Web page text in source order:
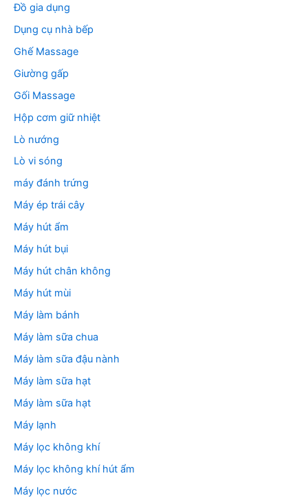
Đồ gia dụng
Dụng cụ nhà bếp
Ghế Massage
Giường gấp
Gối Massage
Hộp cơm giữ nhiệt
Lò nướng
Lò vi sóng
máy đánh trứng
Máy ép trái cây
Máy hút ẩm
Máy hút bụi
Máy hút chân không
Máy hút mùi
Máy làm bánh
Máy làm sữa chua
Máy làm sữa đậu nành
Máy làm sữa hạt
Máy làm sữa hạt
Máy lạnh
Máy lọc không khí
Máy lọc không khí hút ẩm
Máy lọc nước